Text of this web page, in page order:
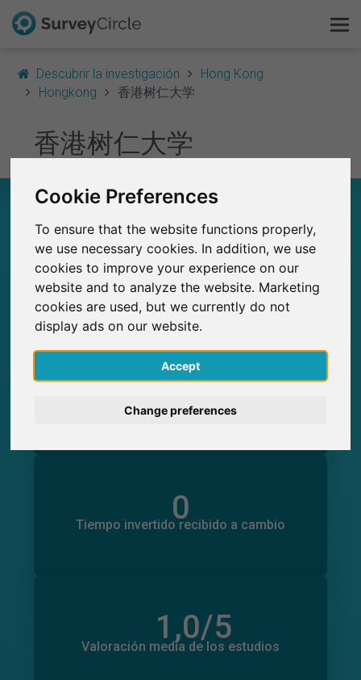
Cookie Preferences
To ensure that the website functions properly,
we use necessary cookies. In addition, we use
cookies to improve your experience on our
website and to analyze the website. Marketing
cookies are used, but we currently do not
display ads on our website.
Accept
Change preferences
Descubrir la investigación
Hong Kong
Hongkong
香港树仁大学
香港树仁大学
香港树仁大学 – EN RESUMEN
0
Número total de estudios publicados en
SurveyCircle
0
Estudios actuales en SurveyCircle
0
SurveyCircle
0
Participaciones generadas en SurveyCircle
0
Tiempo invertido recibido a cambio
0
Tiempo invertido en otros estudios
1,0/5
Valoración media de los estudios
0
Número total de valoraciones
Explorar la investigación
FAQ
Regístrate gratis
Iniciar sesión
English
Deutsch
Italiano